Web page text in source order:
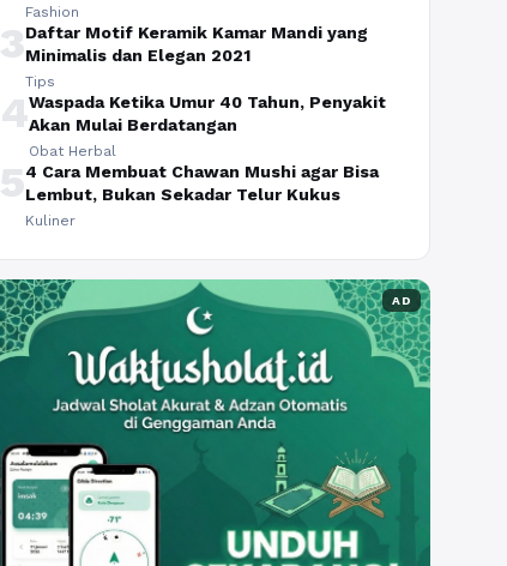
Fashion
3Daftar Motif Keramik Kamar Mandi yang
Minimalis dan Elegan 2021
Tips
4Waspada Ketika Umur 40 Tahun, Penyakit
Akan Mulai Berdatangan
Obat Herbal
54 Cara Membuat Chawan Mushi agar Bisa
Lembut, Bukan Sekadar Telur Kukus
Kuliner
AD